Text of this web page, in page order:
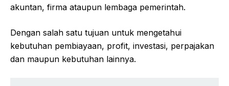
akuntan, firma ataupun lembaga pemerintah.
Dengan salah satu tujuan untuk mengetahui
kebutuhan pembiayaan, profit, investasi, perpajakan
dan maupun kebutuhan lainnya.